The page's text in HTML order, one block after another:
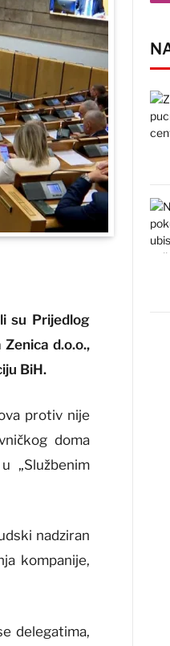
su Prijedlog
d.o.o.,
BiH.
protiv nije
doma
„Službenim
nadziran
kompanije,
delegatima,